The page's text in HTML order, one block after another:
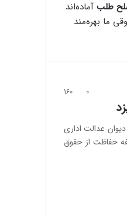
طلب آماده‌اند
ما بهره‌مند
0
160
عدالت اداری
حفاظت از حقوق